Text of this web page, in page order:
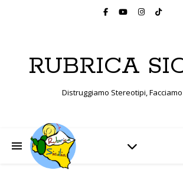
RUBRICA
Distruggiamo Stereotipi,